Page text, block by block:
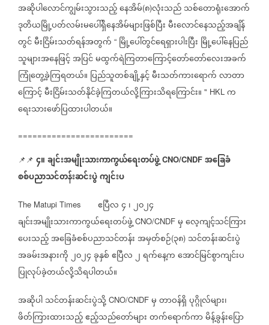
အဆိုပါလောင်ကျွမ်းသွားသည့်နေအိမ်(၈)လုံးသည်သစ်တောရုံးအောက်
ဒုတိယမြို့ပတ်လမ်းမပေါ်ရှိနေအိမ်များဖြစ်ပြီးမီးလောင်နေသည့်အချိန်
တွင်မီးငြိမ်းသတ်ရန်အတွက် “ မြို့ပေါ်တွင်ရေရှားပါးပြီး မြို့ပေါ်နေပြည်
သူများအနေဖြင့်အပြင်မထွက်ရဲကြတာကြောင့်တော်တော်လေးအခက်
ကြုံတွေ့ခဲ့ကြရတယ်။ ပြည်သူတစ်ချို့နှင့်မီးသတ်ကားရောက်လာတာ
ကြောင့်မီးငြိမ်းသတ်နိုင်ခဲ့ကြတယ်လို့ကြားသိရကြောင်း။ " HKL က
ရေးသားဖော်ပြထားပါတယ်။
========================
📌📌 ၄။ချင်းအမျိုးသားကာကွယ်ရေးတပ်ဖွဲ့ CNO/CNDF အခြေခံ
စစ်ပညာသင်တန်းဆင်းပွဲကျင်းပ
The Matupi Times ဧပြီလ၄ ၊၂၀၂၄
ချင်းအမျိုးသားကာကွယ်ရေးတပ်ဖွဲ့ CNO/CNDF မှလေ့ကျင့်သင်ကြား
ပေးသည့်အခြေခံစစ်ပညာသင်တန်းအမှတ်စဉ်(၃၈) သင်တန်းဆင်းပွဲ
အခမ်းအနားကို၂၀၂၄ခုနှစ်ဧပြီလ၂ရက်နေ့ကအောင်မြင်စွာကျင်းပ
ပြုလုပ်ခဲ့တယ်လို့သိရပါတယ်။
အဆိုပါသင်တန်းဆင်းပွဲသို့ CNO/CNDF မှတာဝန်ရှိပုဂ္ဂိုလ်များ၊
ဖိတ်ကြားထားသည့်ဧည့်သည်တော်များတက်ရောက်ကာမိန့်ခွန်းပြော